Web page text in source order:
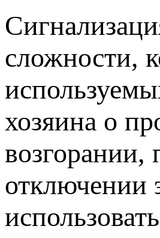
сложности,
хозяина о
возгорании,
отключении